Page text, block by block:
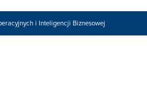
i Inteligencji Biznesowej